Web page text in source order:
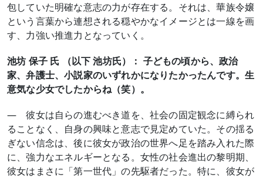
包していた明確な意志の力が存在する。それは、華族令嬢
という言葉から連想される穏やかなイメージとは一線を画
す、力強い推進力となっていく。
池坊 保子 氏 （以下 池坊氏）： 子どもの頃から、政治
家、弁護士、小説家のいずれかになりたかったんです。生
意気な少女でしたからね（笑）。
― 彼女は自らの進むべき道を、社会の固定観念に縛られ
ることなく、自身の興味と意志で見定めていた。その揺る
ぎない信念は、後に彼女が政治の世界へ足を踏み入れた際
に、強力なエネルギーとなる。女性の社会進出の黎明期、
彼女はまさに「第一世代」の先駆者だった。特に、彼女が